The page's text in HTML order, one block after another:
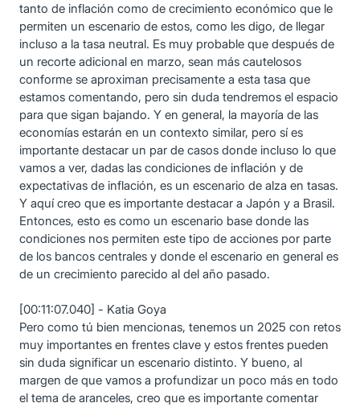
tanto de inflación como de crecimiento económico que le
permiten un escenario de estos, como les digo, de llegar
incluso a la tasa neutral. Es muy probable que después de
un recorte adicional en marzo, sean más cautelosos
conforme se aproximan precisamente a esta tasa que
estamos comentando, pero sin duda tendremos el espacio
para que sigan bajando. Y en general, la mayoría de las
economías estarán en un contexto similar, pero sí es
importante destacar un par de casos donde incluso lo que
vamos a ver, dadas las condiciones de inflación y de
expectativas de inflación, es un escenario de alza en tasas.
Y aquí creo que es importante destacar a Japón y a Brasil.
Entonces, esto es como un escenario base donde las
condiciones nos permiten este tipo de acciones por parte
de los bancos centrales y donde el escenario en general es
de un crecimiento parecido al del año pasado.
[00:11:07.040] - Katia Goya
Pero como tú bien mencionas, tenemos un 2025 con retos
muy importantes en frentes clave y estos frentes pueden
sin duda significar un escenario distinto. Y bueno, al
margen de que vamos a profundizar un poco más en todo
el tema de aranceles, creo que es importante comentar